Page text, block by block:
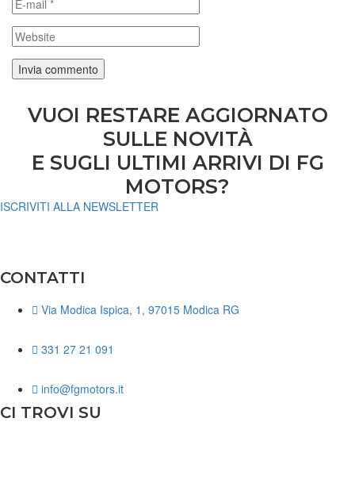
VUOI RESTARE AGGIORNATO
SULLE NOVITÀ
E SUGLI ULTIMI ARRIVI DI FG
MOTORS?
ISCRIVITI ALLA NEWSLETTER
CONTATTI
Via Modica Ispica, 1, 97015 Modica RG
331 27 21 091
info@fgmotors.it
CI TROVI SU